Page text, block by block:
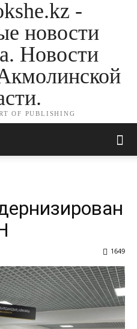
-
новости
Новости
OF PUBLISHING
1649